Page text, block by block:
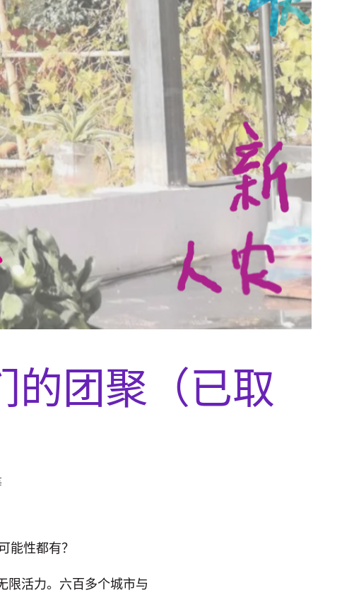
的团聚（已取
能性都有？
限活力。六百多个城市与